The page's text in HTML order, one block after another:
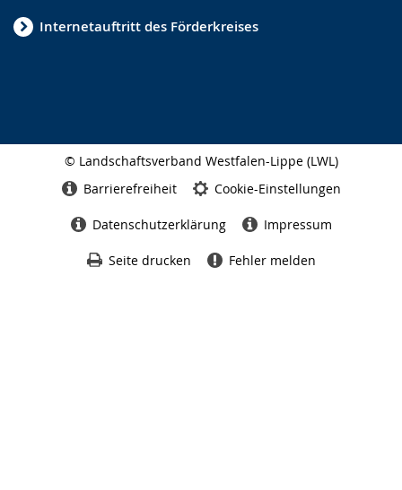
Internetauftritt des Förderkreises
© Landschaftsverband Westfalen-Lippe (LWL)
Barrierefreiheit Cookie-Einstellungen
Datenschutzerklärung Impressum
Seite drucken Fehler melden